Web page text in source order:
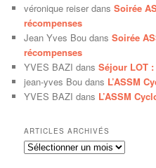
véronique reiser dansSoirée
récompenses
Jean Yves Bou dansSoirée
récompenses
YVES BAZI dansSéjour LOT
jean-yves Bou dans L’ASSM
YVES BAZI dans L’ASSM
ARTICLES ARCHIVÉS
Articles